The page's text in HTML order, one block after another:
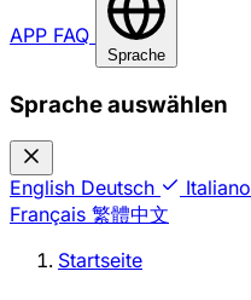
APP FAQ
Sprache
Sprache auswählen
English Deutsch Italiano
Français 繁體中文
Startseite